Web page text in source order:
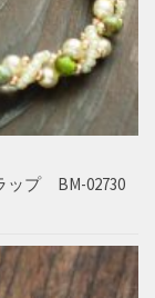
ップ BM-02730